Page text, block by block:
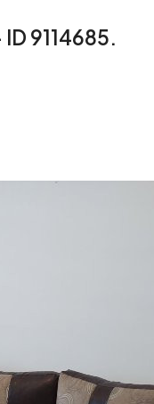
9114685.